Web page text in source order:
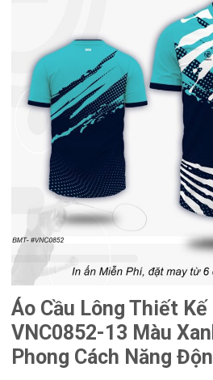
Áo Cầu Lông Thiết Kế
VNC0852-13 Màu
Phong Cách Năng